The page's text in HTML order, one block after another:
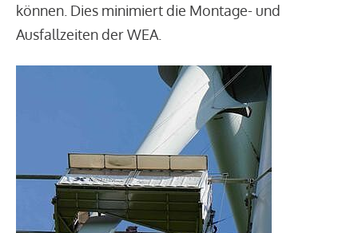
können. Dies minimiert die Montage- und
Ausfallzeiten der WEA.